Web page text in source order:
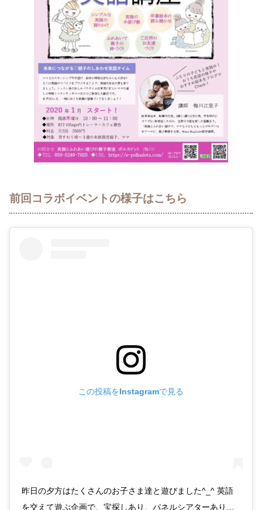
前回コラボイベントの様子はこちら
この投稿をInstagramで見る
昨日の夕方はたくさんのお子さま達と遊びました^_^ 英語
を交えて遊ぶ企画で、宝探しあり、パネルシアターあり…